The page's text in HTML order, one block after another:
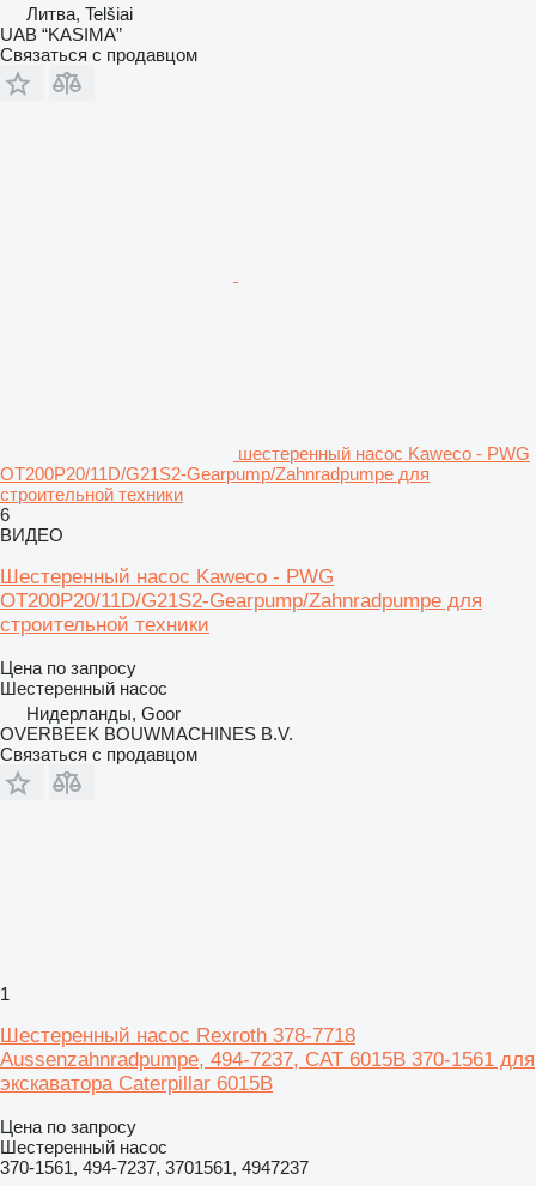
Литва, Telšiai
UAB “KASIMA”
Связаться с продавцом
шестеренный насос Kaweco - PWG
OT200P20/11D/G21S2-Gearpump/Zahnradpumpe для
строительной техники
6
ВИДЕО
Шестеренный насос Kaweco - PWG
OT200P20/11D/G21S2-Gearpump/Zahnradpumpe для
строительной техники
Цена по запросу
Шестеренный насос
Нидерланды, Goor
OVERBEEK BOUWMACHINES B.V.
Связаться с продавцом
1
Шестеренный насос Rexroth 378-7718
Aussenzahnradpumpe, 494-7237, CAT 6015B 370-1561 для
экскаватора Caterpillar 6015B
Цена по запросу
Шестеренный насос
370-1561, 494-7237, 3701561, 4947237